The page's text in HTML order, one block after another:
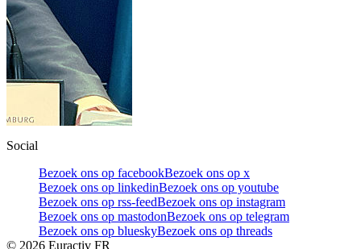
Social
Bezoek ons op facebookBezoek ons op x
Bezoek ons op linkedinBezoek ons op youtube
Bezoek ons op rss-feedBezoek ons op instagram
Bezoek ons op mastodonBezoek ons op telegram
Bezoek ons op blueskyBezoek ons op threads
© 2026 Euractiv FR